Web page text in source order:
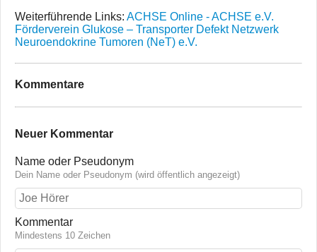
Weiterführende Links: ACHSE Online - ACHSE e.V.
Förderverein Glukose – Transporter Defekt Netzwerk
Neuroendokrine Tumoren (NeT) e.V.
Kommentare
Neuer Kommentar
Name oder Pseudonym
Dein Name oder Pseudonym (wird öffentlich angezeigt)
Kommentar
Mindestens 10 Zeichen